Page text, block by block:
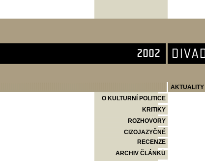
AKTUALITY
O KULTURNÍ POLITICE
KRITIKY
ROZHOVORY
CIZOJAZYČNÉ
RECENZE
ARCHIV ČLÁNKŮ